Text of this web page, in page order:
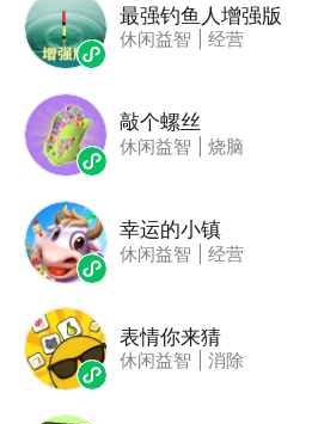
最强钓鱼人增强版
休闲益智 经营
敲个螺丝
休闲益智 烧脑
幸运的小镇
休闲益智 经营
表情你来猜
休闲益智 消除